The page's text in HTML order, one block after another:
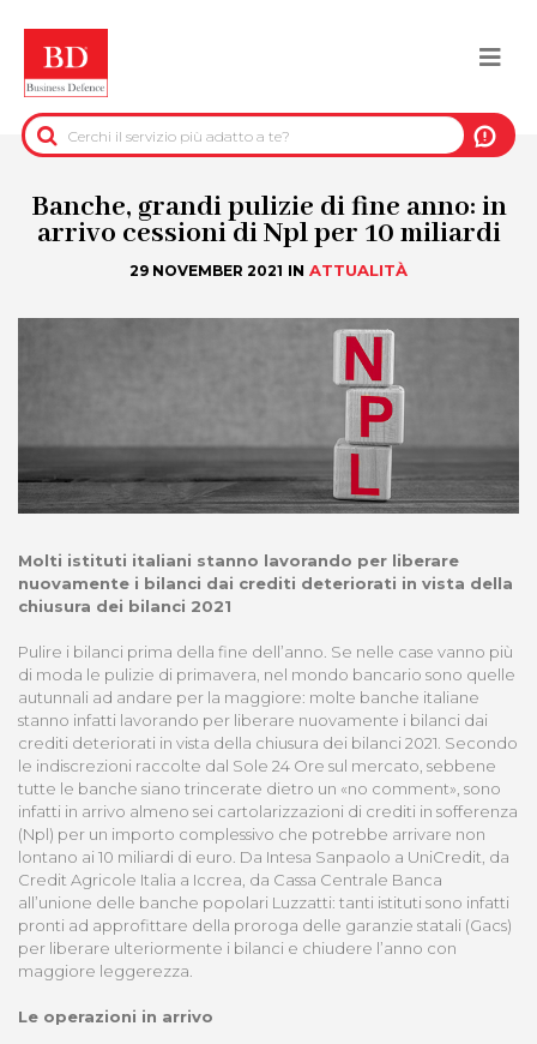
contenuto
principale
BACK
INFORMAZIONI PRE-CONTRATTUALI
INFORMAZIONI PER IL RECUPERO DEL
CREDITO
INFORMAZIONI IMMOBILIARI
DUE DILIGENCE
Banche, grandi pulizie di fine anno: in
arrivo cessioni di Npl per 10 miliardi
29 NOVEMBER 2021 IN ATTUALITÀ
Molti istituti italiani stanno lavorando per liberare
nuovamente i bilanci dai crediti deteriorati in vista della
chiusura dei bilanci 2021
Pulire i bilanci prima della fine dell’anno. Se nelle case vanno più
di moda le pulizie di primavera, nel mondo bancario sono quelle
autunnali ad andare per la maggiore: molte banche italiane
stanno infatti lavorando per liberare nuovamente i bilanci dai
crediti deteriorati in vista della chiusura dei bilanci 2021. Secondo
le indiscrezioni raccolte dal Sole 24 Ore sul mercato, sebbene
tutte le banche siano trincerate dietro un «no comment», sono
infatti in arrivo almeno sei cartolarizzazioni di crediti in sofferenza
(Npl) per un importo complessivo che potrebbe arrivare non
lontano ai 10 miliardi di euro. Da Intesa Sanpaolo a UniCredit, da
Credit Agricole Italia a Iccrea, da Cassa Centrale Banca
all’unione delle banche popolari Luzzatti: tanti istituti sono infatti
pronti ad approfittare della proroga delle garanzie statali (Gacs)
per liberare ulteriormente i bilanci e chiudere l’anno con
maggiore leggerezza.
Le operazioni in arrivo